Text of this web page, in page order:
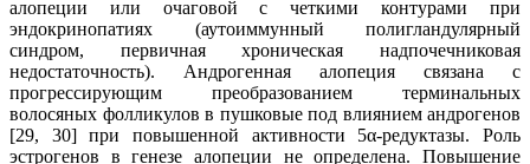
алопеции или очаговой с четкими контурами при
эндокринопатиях (аутоиммунный полигландулярный
синдром, первичная хроническая надпочечниковая
недостаточность). Андрогенная алопеция связана с
прогрессирующим преобразованием терминальных
волосяных фолликулов в пушковые под влиянием андрогенов
[29, 30] при повышенной активности 5α-редуктазы. Роль
эстрогенов в генезе алопеции не определена. Повышение